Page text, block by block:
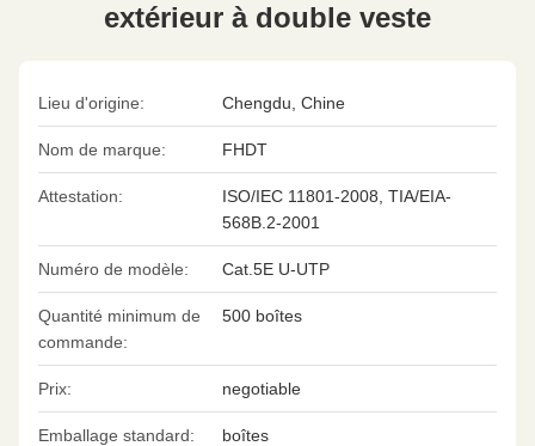
extérieur à double veste
Lieu d'origine: Chengdu, Chine
Nom de marque: FHDT
Attestation:
ISO/IEC 11801-2008, TIA/EIA-
568B.2-2001
Numéro de modèle: Cat.5E U-UTP
Quantité minimum de
commande:
500 boîtes
Prix: negotiable
Emballage standard: boîtes